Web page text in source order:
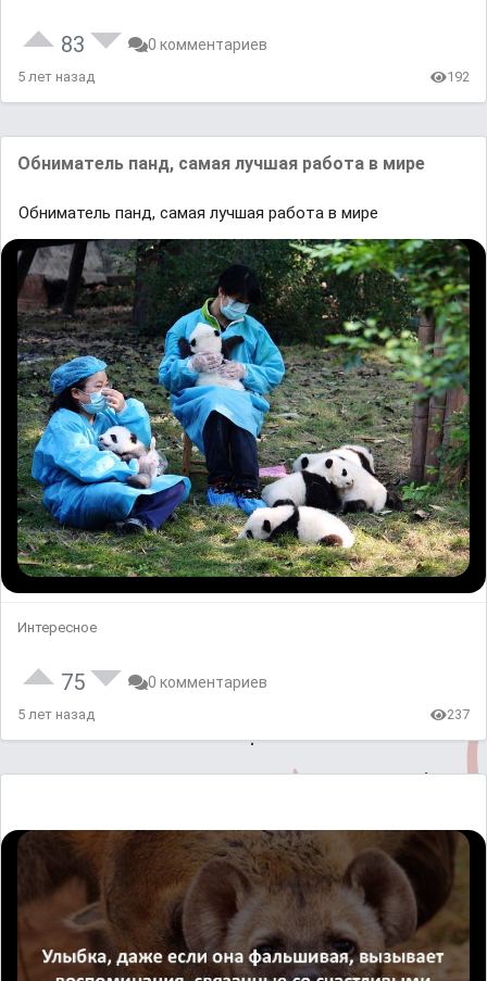
83 0 комментариев
5 лет назад 192
Обниматель панд, самая лучшая работа в мире
Обниматель панд, самая лучшая работа в мире
Интересное
75 0 комментариев
5 лет назад 237